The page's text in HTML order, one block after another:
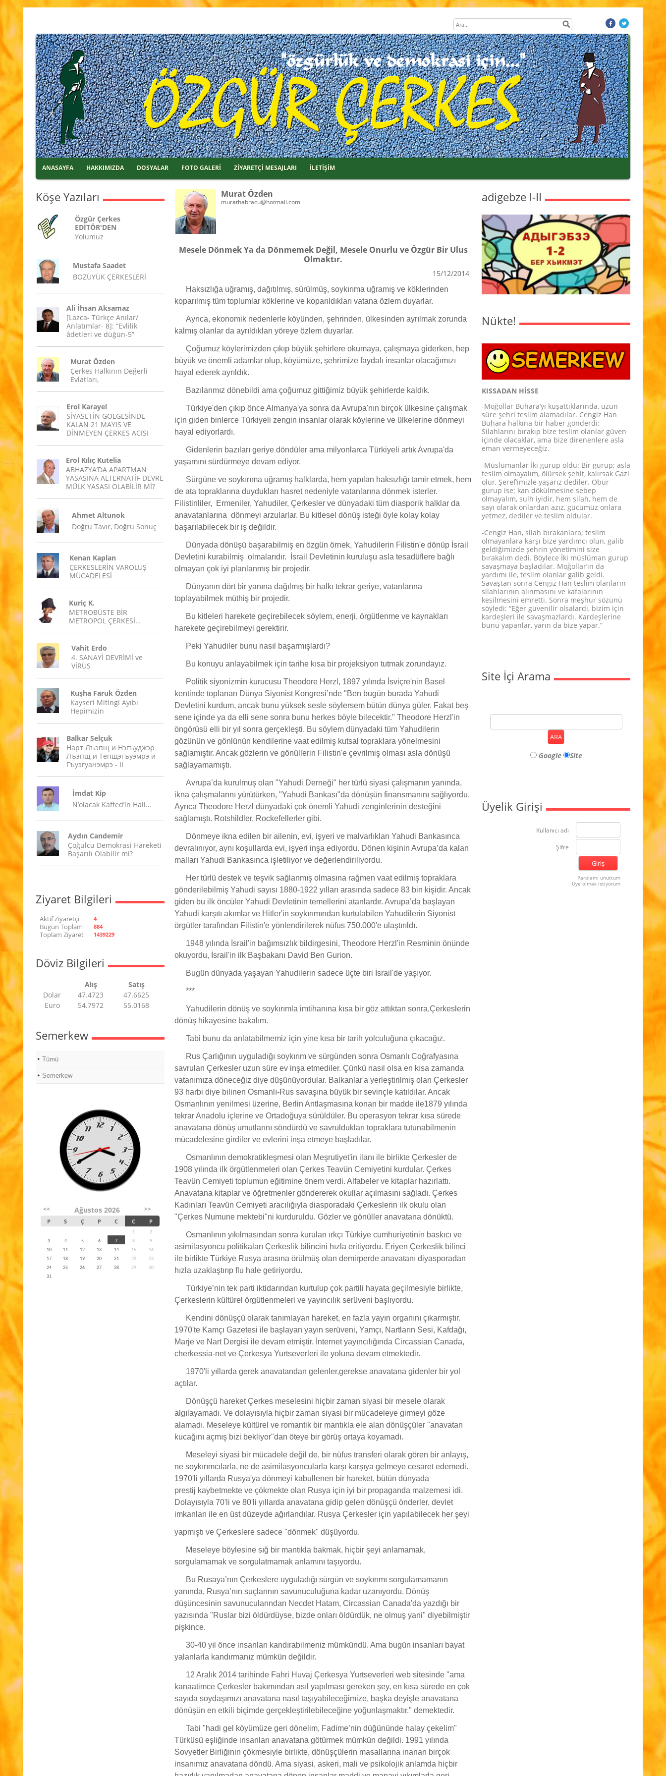
ANASAYFA HAKKIMIZDA DOSYALAR FOTO GALERİ ZİYARETÇİ MESAJLARI İLETİŞİM
Köşe Yazıları
Özgür Çerkes
EDİTÖR'DEN
Yolumuz
Mustafa Saadet
BOZÜYÜK ÇERKESLERİ
Ali İhsan Aksamaz
[Lazca- Türkçe Anılar/
Anlatımlar- 8]: “Evlilik
âdetleri ve düğün-5”
Murat Özden
Çerkes Halkının Değerli
Evlatları,
Erol Karayel
SİYASETİN GÖLGESİNDE
KALAN 21 MAYIS VE
DİNMEYEN ÇERKES ACISI
Erol Kılıç Kutelia
ABHAZYA’DA APARTMAN
YASASINA ALTERNATİF DEVRE
MÜLK YASASI OLABİLİR Mİ?
Ahmet Altunok
Doğru Tavır, Doğru Sonuç
Kenan Kaplan
ÇERKESLERİN VAROLUŞ
MÜCADELESİ
Kuriç K.
METROBÜSTE BİR
METROPOL ÇERKESİ…
Vahit Erdo
4. SANAYİ DEVRİMİ ve
VİRÜS
Kuşha Faruk Özden
Kayseri Mitingi Ayıbı
Hepimizin
Balkar Selçuk
Нарт Лъэпщ и Нэгъуджэр
Лъэпщ и Тепщэгъуэмрэ и
Гъуэгуанэмрэ - II
İmdat Kip
N’olacak Kaffed’in Hali…
Aydın Candemir
Çoğulcu Demokrasi Hareketi
Başarılı Olabilir mi?
Ziyaret Bilgileri
Aktif Ziyaretçi 4
Bugün Toplam 884
Toplam Ziyaret 1439229
Döviz Bilgileri
Alış
Satış
Dolar
47.4723
47.6625
Euro
54.7972 55.0168
Semerkew
Tümü
Semerkew
<< Ağustos 2026 >>
P S Ç P C C P
1
2
3
4 5 6 7 8
9
10
11 12 13 14 15
16
17
18 19 20 21 22
23
24
25 26 27 28 29
30
31
Murat Özden
murathabracu@hotmail.com
Mesele Dönmek Ya da Dönmemek Değil, Mesele Onurlu ve Özgür Bir Ulus
Olmaktır.
15/12/2014
Haksızlığa uğramış, dağıtılmış, sürülmüş, soykırıma uğramış ve köklerinden
koparılmış tüm toplumlar köklerine ve koparıldıkları vatana özlem duyarlar.
Ayrıca, ekonomik nedenlerle köyünden, şehrinden, ülkesinden ayrılmak zorunda
kalmış olanlar da ayrıldıkları yöreye özlem duyarlar.
Çoğumuz köylerimizden çıkıp büyük şehirlere okumaya, çalışmaya giderken, hep
büyük ve önemli adamlar olup, köyümüze, şehrimize faydalı insanlar olacağımızı
hayal ederek ayrıldık.
Bazılarımız dönebildi ama çoğumuz gittiğimiz büyük şehirlerde kaldık.
Türkiye'den çıkıp önce Almanya'ya sonra da Avrupa'nın birçok ülkesine çalışmak
için giden binlerce Türkiyeli zengin insanlar olarak köylerine ve ülkelerine dönmeyi
hayal ediyorlardı.
Gidenlerin bazıları geriye döndüler ama milyonlarca Türkiyeli artık Avrupa'da
yaşamını sürdürmeye devam ediyor.
Sürgüne ve soykırıma uğramış halklarda, hem yapılan haksızlığı tamir etmek, hem
de ata topraklarına duydukları hasret nedeniyle vatanlarına dönmek isterler.
Filistinliler, Ermeniler, Yahudiler, Çerkesler ve dünyadaki tüm diasporik halklar da
anavatanlarına dönmeyi arzularlar. Bu kitlesel dönüş isteği öyle kolay kolay
başarılabilecek bir iş değildir.
Dünyada dönüşü başarabilmiş en özgün örnek, Yahudilerin Filistin'e dönüp İsrail
Devletini kurabilmiş olmalarıdır. İsrail Devletinin kuruluşu asla tesadüflere bağlı
olmayan çok iyi planlanmış bir projedir.
Dünyanın dört bir yanına dağılmış bir halkı tekrar geriye, vatanlarına
toplayabilmek müthiş bir projedir.
Bu kitleleri harekete geçirebilecek söylem, enerji, örgütlenme ve kaynakları
harekete geçirebilmeyi gerektirir.
Peki Yahudiler bunu nasıl başarmışlardı?
Bu konuyu anlayabilmek için tarihe kısa bir projeksiyon tutmak zorundayız.
Politik siyonizmin kurucusu Theodore Herzl, 1897 yılında İsviçre'nin Basel
kentinde toplanan Dünya Siyonist Kongresi’nde "Ben bugün burada Yahudi
Devletini kurdum, ancak bunu yüksek sesle söylersem bütün dünya güler. Fakat beş
sene içinde ya da elli sene sonra bunu herkes böyle bilecektir." Theodore Herzl'in
öngörüsü elli bir yıl sonra gerçekleşti. Bu söylem dünyadaki tüm Yahudilerin
gözünün ve gönlünün kendilerine vaat edilmiş kutsal topraklara yönelmesini
sağlamıştır. Ancak gözlerin ve gönüllerin Filistin'e çevrilmiş olması asla dönüşü
sağlayamamıştı.
Avrupa’da kurulmuş olan "Yahudi Derneği" her türlü siyasi çalışmanın yanında,
ikna çalışmalarını yürütürken, "Yahudi Bankası"da dönüşün finansmanını sağlıyordu.
Ayrıca Theodore Herzl dünyadaki çok önemli Yahudi zenginlerinin desteğini
sağlamıştı. Rotshildler, Rockefellerler gibi.
Dönmeye ikna edilen bir ailenin, evi, işyeri ve malvarlıkları Yahudi Bankasınca
devralınıyor, aynı koşullarda evi, işyeri inşa ediyordu. Dönen kişinin Avrupa’da kalan
malları Yahudi Bankasınca işletiliyor ve değerlendiriliyordu.
Her türlü destek ve teşvik sağlanmış olmasına rağmen vaat edilmiş topraklara
gönderilebilmiş Yahudi sayısı 1880-1922 yılları arasında sadece 83 bin kişidir. Ancak
giden bu ilk öncüler Yahudi Devletinin temellerini atanlardır. Avrupa’da başlayan
Yahudi karşıtı akımlar ve Hitler'in soykırımından kurtulabilen Yahudilerin Siyonist
örgütler tarafından Filistin'e yönlendirilerek nüfus 750.000'e ulaştırıldı.
1948 yılında İsrail'in bağımsızlık bildirgesini, Theodore Herzl'in Resminin önünde
okuyordu, İsrail'in ilk Başbakanı David Ben Gurion.
Bugün dünyada yaşayan Yahudilerin sadece üçte biri İsrail'de yaşıyor.
***
Yahudilerin dönüş ve soykırımla imtihanına kısa bir göz attıktan sonra,Çerkeslerin
dönüş hikayesine bakalım.
Tabi bunu da anlatabilmemiz için yine kısa bir tarih yolculuğuna çıkacağız.
Rus Çarlığının uyguladığı soykırım ve sürgünden sonra Osmanlı Coğrafyasına
savrulan Çerkesler uzun süre ev inşa etmediler. Çünkü nasıl olsa en kısa zamanda
vatanımıza döneceğiz diye düşünüyordular. Balkanlar'a yerleştirilmiş olan Çerkesler
93 harbi diye bilinen Osmanlı-Rus savaşına büyük bir sevinçle katıldılar. Ancak
Osmanlının yenilmesi üzerine, Berlin Antlaşmasına konan bir madde ile1879 yılında
tekrar Anadolu içlerine ve Ortadoğuya sürüldüler. Bu operasyon tekrar kısa sürede
anavatana dönüş umutlarını söndürdü ve savruldukları topraklara tutunabilmenin
mücadelesine girdiler ve evlerini inşa etmeye başladılar.
Osmanlının demokratikleşmesi olan Meşrutiyet'in ilanı ile birlikte Çerkesler de
1908 yılında ilk örgütlenmeleri olan Çerkes Teavün Cemiyetini kurdular. Çerkes
Teavün Cemiyeti toplumun eğitimine önem verdi. Alfabeler ve kitaplar hazırlattı.
Anavatana kitaplar ve öğretmenler göndererek okullar açılmasını sağladı. Çerkes
Kadınları Teavün Cemiyeti aracılığıyla diasporadaki Çerkeslerin ilk okulu olan
"Çerkes Numune mektebi"ni kurduruldu. Gözler ve gönüller anavatana dönüktü.
Osmanlının yıkılmasından sonra kurulan ırkçı Türkiye cumhuriyetinin baskıcı ve
asimilasyoncu politikaları Çerkeslik bilincini hızla eritiyordu. Eriyen Çerkeslik bilinci
ile birlikte Türkiye Rusya arasına örülmüş olan demirperde anavatanı diyasporadan
hızla uzaklaştırıp flu hale getiriyordu.
Türkiye’nin tek parti iktidarından kurtulup çok partili hayata geçilmesiyle birlikte,
Çerkeslerin kültürel örgütlenmeleri ve yayıncılık serüveni başlıyordu.
Kendini dönüşçü olarak tanımlayan hareket, en fazla yayın organını çıkarmıştır.
1970'te Kamçı Gazetesi ile başlayan yayın serüveni, Yamçı, Nartların Sesi, Kafdağı,
Marje ve Nart Dergisi ile devam etmiştir. İnternet yayıncılığında Circassian Canada,
cherkessia-net ve Çerkesya Yurtseverleri ile yoluna devam etmektedir.
1970'li yıllarda gerek anavatandan gelenler,gerekse anavatana gidenler bir yol
açtılar.
Dönüşçü hareket Çerkes meselesini hiçbir zaman siyasi bir mesele olarak
algılayamadı. Ve dolayısıyla hiçbir zaman siyasi bir mücadeleye girmeyi göze
alamadı. Meseleye kültürel ve romantik bir mantıkla ele alan dönüşçüler "anavatan
kucağını açmış bizi bekliyor"dan öteye bir görüş ortaya koyamadı.
Meseleyi siyasi bir mücadele değil de, bir nüfus transferi olarak gören bir anlayış,
ne soykırımcılarla, ne de asimilasyoncularla karşı karşıya gelmeye cesaret edemedi.
1970'li yıllarda Rusya'ya dönmeyi kabullenen bir hareket, bütün dünyada
prestij kaybetmekte ve çökmekte olan Rusya için iyi bir propaganda malzemesi idi.
Dolayısıyla 70'li ve 80'li yıllarda anavatana gidip gelen dönüşçü önderler, devlet
imkanları ile en üst düzeyde ağırlandılar. Rusya Çerkesler için yapılabilecek her şeyi
yapmıştı ve Çerkeslere sadece "dönmek" düşüyordu.
Meseleye böylesine sığ bir mantıkla bakmak, hiçbir şeyi anlamamak,
sorgulamamak ve sorgulatmamak anlamını taşıyordu.
Bu Rusaya’nın Çerkeslere uyguladığı sürgün ve soykırımı sorgulamamanın
yanında, Rusya’nın suçlarının savunuculuğuna kadar uzanıyordu. Dönüş
düşüncesinin savunucularından Necdet Hatam, Circassian Canada'da yazdığı bir
yazısında "Ruslar bizi öldürdüyse, bizde onları öldürdük, ne olmuş yani" diyebilmiştir
pişkince.
30-40 yıl önce insanları kandırabilmeniz mümkündü. Ama bugün insanları bayat
yalanlarla kandırmanız mümkün değildir.
12 Aralık 2014 tarihinde Fahri Huvaj Çerkesya Yurtseverleri web sitesinde "ama
kanaatimce Çerkesler bakımından asıl yapılması gereken şey, en kısa sürede en çok
sayıda soydaşımızı anavatana nasıl taşıyabileceğimize, başka deyişle anavatana
dönüşün en etkili biçimde gerçekleştirilebileceğine yoğunlaşmaktır." demektedir.
Tabi "hadi gel köyümüze geri dönelim, Fadime’nin düğününde halay çekelim"
Türküsü eşliğinde insanları anavatana götürmek mümkün değildi. 1991 yılında
Sovyetler Birliğinin çökmesiyle birlikte, dönüşçülerin masallarına inanan birçok
insanımız anavatana döndü. Ama siyasi, askeri, mali ve psikolojik anlamda hiçbir
adigebze I-II
Nükte!
KISSADAN HİSSE
-Moğollar Buhara’yı kuşattıklarında, uzun
süre şehri teslim alamadılar. Cengiz Han
Buhara halkına bir haber gönderdi:
Silahlarını bırakıp bize teslim olanlar güven
içinde olacaklar, ama bize direnenlere asla
eman vermeyeceğiz.
-Müslümanlar İki gurup oldu: Bir gurup; asla
teslim olmayalım, ölürsek şehit, kalırsak Gazi
olur, Şeref’imizle yaşarız dediler. Öbür
gurup ise; kan dökülmesine sebep
olmayalım, sulh iyidir, hem silah, hem de
sayı olarak onlardan azız, gücümüz onlara
yetmez, dediler ve teslim oldular.
-Cengiz Han, silah bırakanlara; teslim
olmayanlara karşı bize yardımcı olun, galib
geldiğimizde şehrin yönetimini size
bırakalım dedi. Böylece İki müslüman gurup
savaşmaya başladılar. Moğollar’ın da
yardımı ile, teslim olanlar galib geldi.
Savaştan sonra Cengiz Han teslim olanların
silahlarının alınmasını ve kafalarının
kesilmesini emretti. Sonra meşhur sözünü
söyledi: “Eğer güvenilir olsalardı, bizim için
kardeşleri ile savaşmazlardı. Kardeşlerine
bunu yapanlar, yarın da bize yapar.”
Site İçi Arama
Google Site
Üyelik Girişi
Kullanıcı adı
Şifre
Parolamı unuttum
Üye olmak istiyorum